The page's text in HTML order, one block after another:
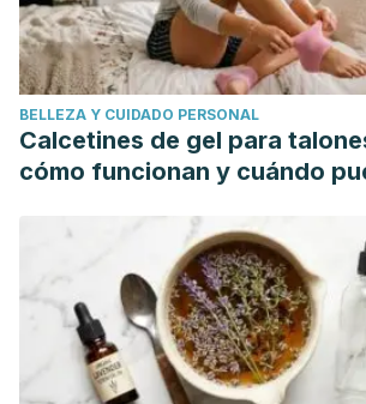
BELLEZA Y CUIDADO PERSONAL
Calcetines de gel para
cómo funcionan y cuándo